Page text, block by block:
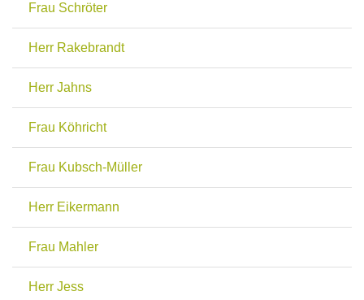
Frau Schröter
Herr Rakebrandt
Herr Jahns
Frau Köhricht
Frau Kubsch-Müller
Herr Eikermann
Frau Mahler
Herr Jess